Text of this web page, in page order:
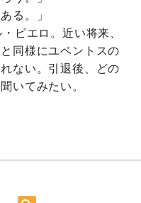
る。」
ピエロ。近い将来、
同様にユベントスの
ない。引退後、どの
いてみたい。